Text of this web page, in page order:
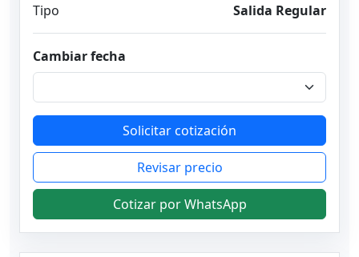
Tipo
Salida Regular
Cambiar fecha
Solicitar cotización
Revisar precio
Cotizar por WhatsApp